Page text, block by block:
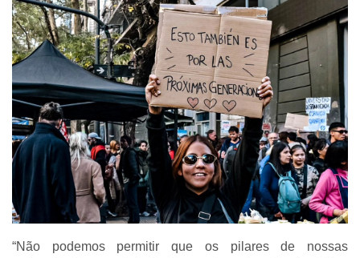
“Não podemos permitir que os pilares de nossas